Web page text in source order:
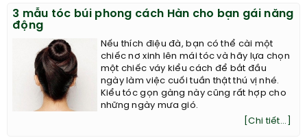
3 mẫu tóc búi phong cách Hàn cho bạn gái năng
động
Nếu thích điệu đà, bạn có thể cài một
chiếc nơ xinh lên mái tóc và hãy lựa chọn
một chiếc váy kiểu cách để bắt đầu
ngày làm việc cuối tuần thật thú vị nhé.
Kiểu tóc gọn gàng này cũng rất hợp cho
những ngày mưa gió.
[Chi tiết...]